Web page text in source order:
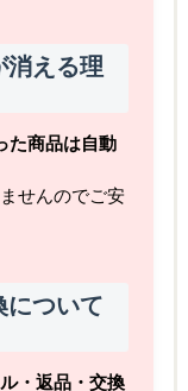
消える理
た商品は自動
せんのでご安
について
・返品・交換